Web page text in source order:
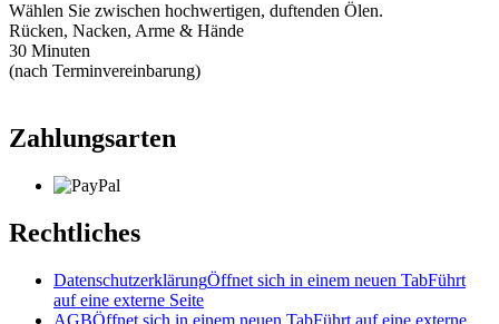
Wählen Sie zwischen hochwertigen, duftenden Ölen.
Rücken, Nacken, Arme & Hände
30 Minuten
(nach Terminvereinbarung)
Zahlungsarten
Rechtliches
DatenschutzerklärungÖffnet sich in einem neuen TabFührt
auf eine externe Seite
AGBÖffnet sich in einem neuen TabFührt auf eine externe